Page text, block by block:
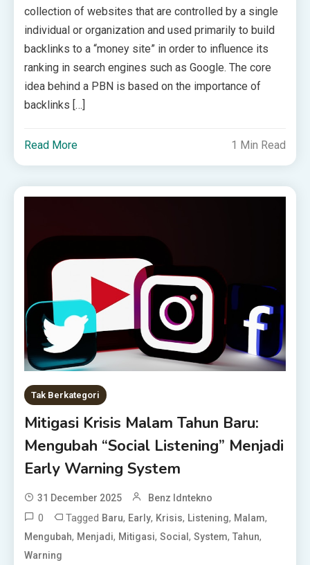
collection of websites that are controlled by a single
individual or organization and used primarily to build
backlinks to a “money site” in order to influence its
ranking in search engines such as Google. The core
idea behind a PBN is based on the importance of
backlinks […]
Read More 1 Min Read
Tak Berkategori
Mitigasi Krisis Malam Tahun Baru:
Mengubah “Social Listening” Menjadi
Early Warning System
31 December 2025 Benz Idntekno
0 Tagged Baru, Early, Krisis, Listening, Malam,
Mengubah, Menjadi, Mitigasi,Social,System,Tahun,
Warning